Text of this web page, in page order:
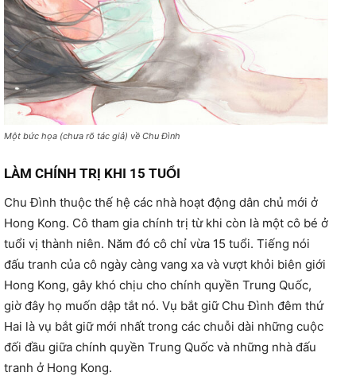
Một bức họa (chưa rõ tác giả) về Chu Đình
LÀM CHÍNH TRỊ KHI 15 TUỔI
Chu Đình thuộc thế hệ các nhà hoạt động dân chủ mới ở
Hong Kong. Cô tham gia chính trị từ khi còn là một cô bé ở
tuổi vị thành niên. Năm đó cô chỉ vừa 15 tuổi. Tiếng nói
đấu tranh của cô ngày càng vang xa và vượt khỏi biên giới
Hong Kong, gây khó chịu cho chính quyền Trung Quốc,
giờ đây họ muốn dập tắt nó. Vụ bắt giữ Chu Đình đêm thứ
Hai là vụ bắt giữ mới nhất trong các chuỗi dài những cuộc
đối đầu giữa chính quyền Trung Quốc và những nhà đấu
tranh ở Hong Kong.